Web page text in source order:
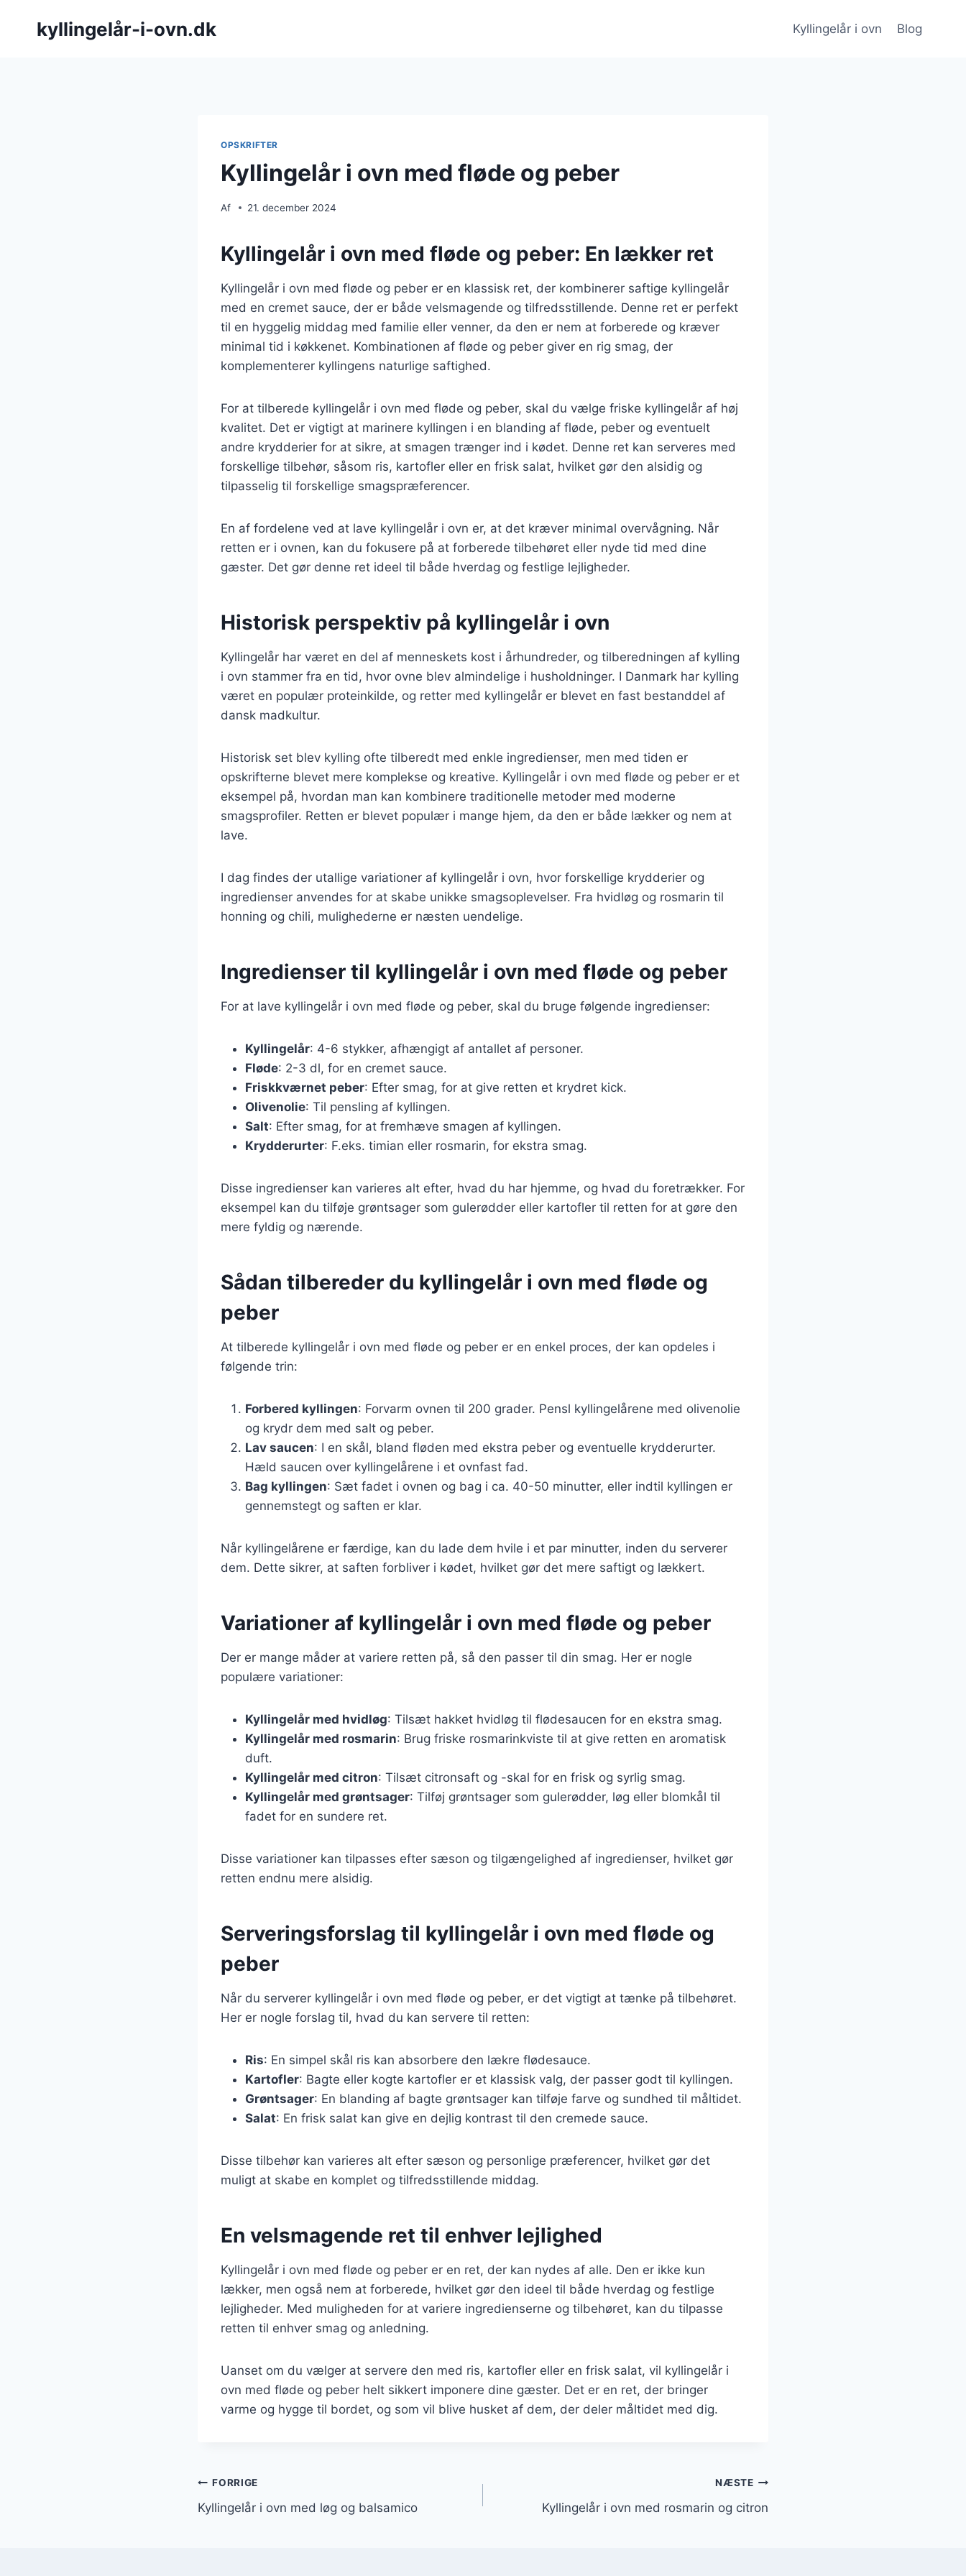
kyllingelår-i-ovn.dk Kyllingelår i ovn Blog
OPSKRIFTER
Kyllingelår i ovn med fløde og peber
Af 21. december 2024
Kyllingelår i ovn med fløde og peber: En lækker ret
Kyllingelår i ovn med fløde og peber er en klassisk ret, der kombinerer saftige kyllingelår
med en cremet sauce, der er både velsmagende og tilfredsstillende. Denne ret er perfekt
til en hyggelig middag med familie eller venner, da den er nem at forberede og kræver
minimal tid i køkkenet. Kombinationen af fløde og peber giver en rig smag, der
komplementerer kyllingens naturlige saftighed.
For at tilberede kyllingelår i ovn med fløde og peber, skal du vælge friske kyllingelår af høj
kvalitet. Det er vigtigt at marinere kyllingen i en blanding af fløde, peber og eventuelt
andre krydderier for at sikre, at smagen trænger ind i kødet. Denne ret kan serveres med
forskellige tilbehør, såsom ris, kartofler eller en frisk salat, hvilket gør den alsidig og
tilpasselig til forskellige smagspræferencer.
En af fordelene ved at lave kyllingelår i ovn er, at det kræver minimal overvågning. Når
retten er i ovnen, kan du fokusere på at forberede tilbehøret eller nyde tid med dine
gæster. Det gør denne ret ideel til både hverdag og festlige lejligheder.
Historisk perspektiv på kyllingelår i ovn
Kyllingelår har været en del af menneskets kost i århundreder, og tilberedningen af kylling
i ovn stammer fra en tid, hvor ovne blev almindelige i husholdninger. I Danmark har kylling
været en populær proteinkilde, og retter med kyllingelår er blevet en fast bestanddel af
dansk madkultur.
Historisk set blev kylling ofte tilberedt med enkle ingredienser, men med tiden er
opskrifterne blevet mere komplekse og kreative. Kyllingelår i ovn med fløde og peber er et
eksempel på, hvordan man kan kombinere traditionelle metoder med moderne
smagsprofiler. Retten er blevet populær i mange hjem, da den er både lækker og nem at
lave.
I dag findes der utallige variationer af kyllingelår i ovn, hvor forskellige krydderier og
ingredienser anvendes for at skabe unikke smagsoplevelser. Fra hvidløg og rosmarin til
honning og chili, mulighederne er næsten uendelige.
Ingredienser til kyllingelår i ovn med fløde og peber
For at lave kyllingelår i ovn med fløde og peber, skal du bruge følgende ingredienser:
Kyllingelår: 4-6 stykker, afhængigt af antallet af personer.
Fløde: 2-3 dl, for en cremet sauce.
Friskkværnet peber: Efter smag, for at give retten et krydret kick.
Olivenolie: Til pensling af kyllingen.
Salt: Efter smag, for at fremhæve smagen af kyllingen.
Krydderurter: F.eks. timian eller rosmarin, for ekstra smag.
Disse ingredienser kan varieres alt efter, hvad du har hjemme, og hvad du foretrækker. For
eksempel kan du tilføje grøntsager som gulerødder eller kartofler til retten for at gøre den
mere fyldig og nærende.
Sådan tilbereder du kyllingelår i ovn med fløde og
peber
At tilberede kyllingelår i ovn med fløde og peber er en enkel proces, der kan opdeles i
følgende trin:
Forbered kyllingen: Forvarm ovnen til 200 grader. Pensl kyllingelårene med olivenolie
og krydr dem med salt og peber.
Lav saucen: I en skål, bland fløden med ekstra peber og eventuelle krydderurter.
Hæld saucen over kyllingelårene i et ovnfast fad.
Bag kyllingen: Sæt fadet i ovnen og bag i ca. 40-50 minutter, eller indtil kyllingen er
gennemstegt og saften er klar.
Når kyllingelårene er færdige, kan du lade dem hvile i et par minutter, inden du serverer
dem. Dette sikrer, at saften forbliver i kødet, hvilket gør det mere saftigt og lækkert.
Variationer af kyllingelår i ovn med fløde og peber
Der er mange måder at variere retten på, så den passer til din smag. Her er nogle
populære variationer:
Kyllingelår med hvidløg: Tilsæt hakket hvidløg til flødesaucen for en ekstra smag.
Kyllingelår med rosmarin: Brug friske rosmarinkviste til at give retten en aromatisk
duft.
Kyllingelår med citron: Tilsæt citronsaft og -skal for en frisk og syrlig smag.
Kyllingelår med grøntsager: Tilføj grøntsager som gulerødder, løg eller blomkål til
fadet for en sundere ret.
Disse variationer kan tilpasses efter sæson og tilgængelighed af ingredienser, hvilket gør
retten endnu mere alsidig.
Serveringsforslag til kyllingelår i ovn med fløde og
peber
Når du serverer kyllingelår i ovn med fløde og peber, er det vigtigt at tænke på tilbehøret.
Her er nogle forslag til, hvad du kan servere til retten:
Ris: En simpel skål ris kan absorbere den lækre flødesauce.
Kartofler: Bagte eller kogte kartofler er et klassisk valg, der passer godt til kyllingen.
Grøntsager: En blanding af bagte grøntsager kan tilføje farve og sundhed til måltidet.
Salat: En frisk salat kan give en dejlig kontrast til den cremede sauce.
Disse tilbehør kan varieres alt efter sæson og personlige præferencer, hvilket gør det
muligt at skabe en komplet og tilfredsstillende middag.
En velsmagende ret til enhver lejlighed
Kyllingelår i ovn med fløde og peber er en ret, der kan nydes af alle. Den er ikke kun
lækker, men også nem at forberede, hvilket gør den ideel til både hverdag og festlige
lejligheder. Med muligheden for at variere ingredienserne og tilbehøret, kan du tilpasse
retten til enhver smag og anledning.
Uanset om du vælger at servere den med ris, kartofler eller en frisk salat, vil kyllingelår i
ovn med fløde og peber helt sikkert imponere dine gæster. Det er en ret, der bringer
varme og hygge til bordet, og som vil blive husket af dem, der deler måltidet med dig.
Indlægsnavigation
FORRIGE
Kyllingelår i ovn med løg og balsamico
NÆSTE
Kyllingelår i ovn med rosmarin og citron